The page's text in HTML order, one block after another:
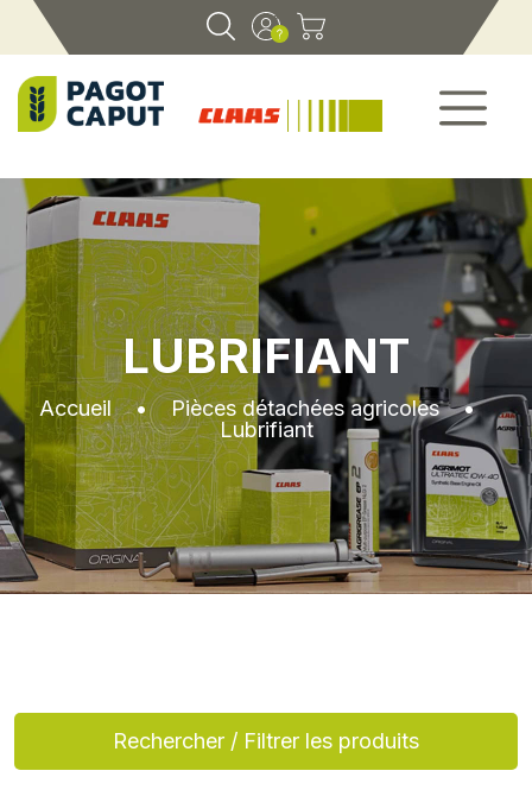
LUBRIFIANT
Accueil•Pièces détachées agricoles•
Lubrifiant
Rechercher / Filtrer les produits